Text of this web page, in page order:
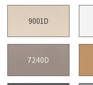
9001D
7240D